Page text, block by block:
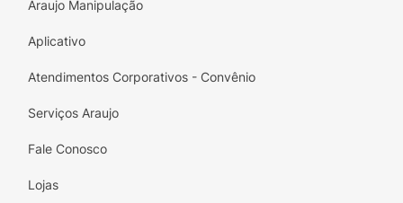
Araujo Manipulação
Aplicativo
Atendimentos Corporativos - Convênio
Serviços Araujo
Fale Conosco
Lojas